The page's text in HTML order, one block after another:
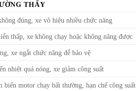
THẤY
đúng, xe vô hiệu nhiều chức năng
thấp, xe không chạy hoặc không nâng được
xe ngắt chức năng để bảo vệ
nhiệt quá nóng, xe giảm công suất
biến motor chạy bất thường, hạn chế công suất